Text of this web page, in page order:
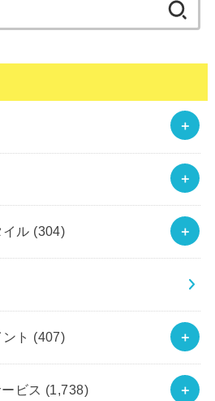
索:
イル (304)
ト (407)
ビス (1,738)